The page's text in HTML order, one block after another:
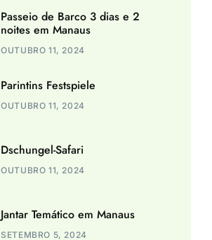
Passeio de Barco 3 dias e 2
noites em Manaus
OUTUBRO 11, 2024
Parintins Festspiele
OUTUBRO 11, 2024
Dschungel-Safari
OUTUBRO 11, 2024
Jantar Temático em Manaus
SETEMBRO 5, 2024